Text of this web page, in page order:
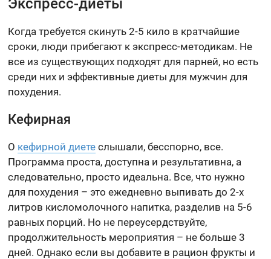
Экспресс-диеты
Когда требуется скинуть 2-5 кило в кратчайшие
сроки, люди прибегают к экспресс-методикам. Не
все из существующих подходят для парней, но есть
среди них и эффективные диеты для мужчин для
похудения.
Кефирная
О кефирной диете слышали, бесспорно, все.
Программа проста, доступна и результативна, а
следовательно, просто идеальна. Все, что нужно
для похудения – это ежедневно выпивать до 2-х
литров кисломолочного напитка, разделив на 5-6
равных порций. Но не переусердствуйте,
продолжительность мероприятия – не больше 3
дней. Однако если вы добавите в рацион фрукты и